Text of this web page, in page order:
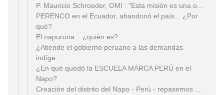
P. Mauricio Schroeder, OMI : "Esta misión es una o...
PERENCO en el Ecuador, abandonó el país... ¿Por
qué?
El napuruna... ¿quién es?
¿Atiende el gobierno peruano a las demandas
indíge...
¿En qué quedó la ESCUELA MARCA PERÚ en el
Napo?
Creación del distrito del Napo - Perú - repasemos ...